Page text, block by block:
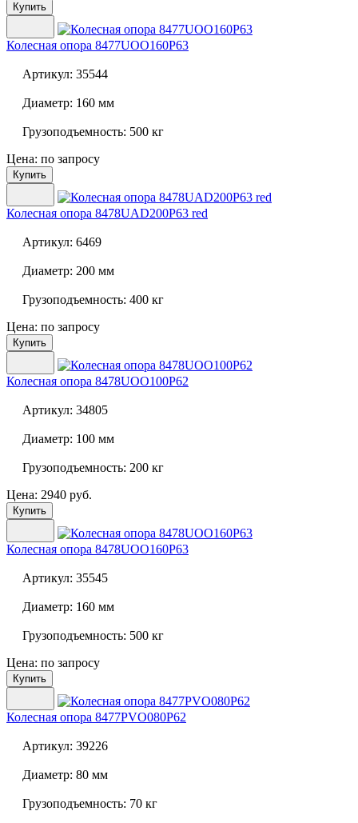
Купить
Колесная опора 8477UOO160P63
Артикул: 35544
Диаметр: 160 мм
Грузоподъемность: 500 кг
Цена: по запросу
Купить
Колесная опора 8478UAD200P63 red
Артикул: 6469
Диаметр: 200 мм
Грузоподъемность: 400 кг
Цена: по запросу
Купить
Колесная опора 8478UOO100P62
Артикул: 34805
Диаметр: 100 мм
Грузоподъемность: 200 кг
Цена: 2940 руб.
Купить
Колесная опора 8478UOO160P63
Артикул: 35545
Диаметр: 160 мм
Грузоподъемность: 500 кг
Цена: по запросу
Купить
Колесная опора 8477PVO080P62
Артикул: 39226
Диаметр: 80 мм
Грузоподъемность: 70 кг